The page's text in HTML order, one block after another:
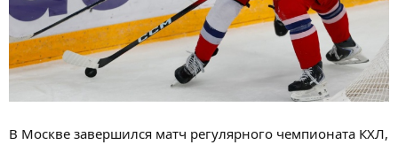
В Москве завершился матч регулярного чемпионата КХЛ,